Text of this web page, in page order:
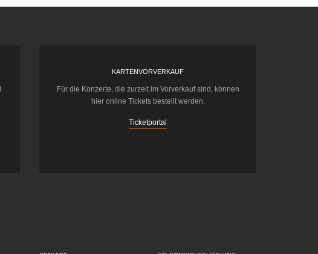
KARTENVORVERKAUF
Für die Konzerte, die zurzeit im Vorverkauf sind, können
hier online Tickets bestellt werden.
Ticketportal